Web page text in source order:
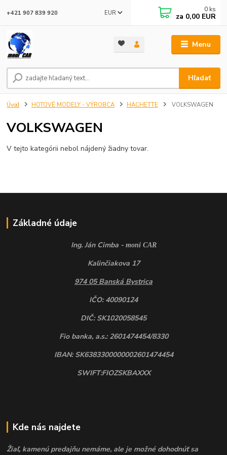
Menu
EUR
Hľadať
+421 907 839 920 0 ks
za 0,00 EUR
Úvod HOTOVÉ MODELY - VÝROBCA HACHETTE VOLKSWAGEN
VOLKSWAGEN
V tejto kategórii nebol nájdený žiadny tovar.
Základné údaje
Ing. Ján Cimba - moni CAR
Kalinčiakova 17
974 05 Banská Bystrica
IČO: 40090124
DIČ: SK1020058545
Fio banka, a.s.: 2601474454/8330
IBAN: SK6383300000002601474454
SWIFT:FIOZSKBAXXX
Kde nás najdete
Žiaľ, kamenú predajňu nemáme, ale je možné dohodnúť sa